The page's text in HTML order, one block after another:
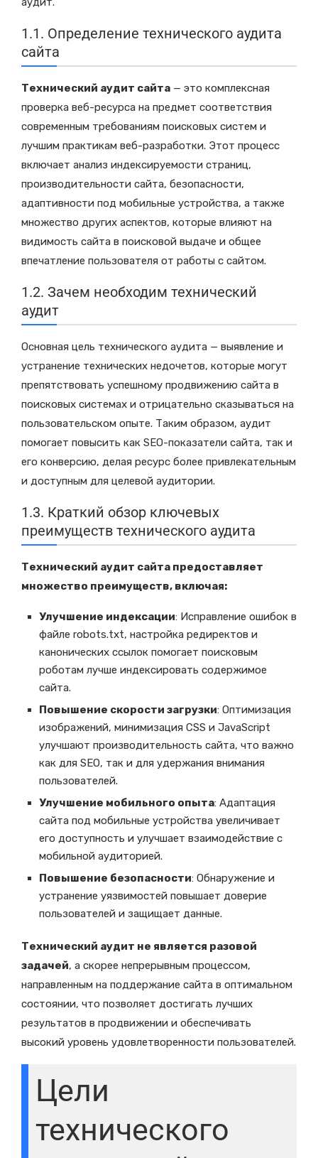
1.1. Определение технического аудита
сайта
Технический аудит сайта — это комплексная
проверка веб-ресурса на предмет соответствия
современным требованиям поисковых систем и
лучшим практикам веб-разработки. Этот процесс
включает анализ индексируемости страниц,
производительности сайта, безопасности,
адаптивности под мобильные устройства, а также
множество других аспектов, которые влияют на
видимость сайта в поисковой выдаче и общее
впечатление пользователя от работы с сайтом.
1.2. Зачем необходим технический
аудит
Основная цель технического аудита — выявление и
устранение технических недочетов, которые могут
препятствовать успешному продвижению сайта в
поисковых системах и отрицательно сказываться на
пользовательском опыте. Таким образом, аудит
помогает повысить как SEO-показатели сайта, так и
его конверсию, делая ресурс более привлекательным
и доступным для целевой аудитории.
1.3. Краткий обзор ключевых
преимуществ технического аудита
Технический аудит сайта предоставляет
множество преимуществ, включая:
Улучшение индексации: Исправление ошибок в
файле robots.txt, настройка редиректов и
канонических ссылок помогает поисковым
роботам лучше индексировать содержимое
сайта.
Повышение скорости загрузки: Оптимизация
изображений, минимизация CSS и JavaScript
улучшают производительность сайта, что важно
как для SEO, так и для удержания внимания
пользователей.
Улучшение мобильного опыта: Адаптация
сайта под мобильные устройства увеличивает
его доступность и улучшает взаимодействие с
мобильной аудиторией.
Повышение безопасности: Обнаружение и
устранение уязвимостей повышает доверие
пользователей и защищает данные.
Технический аудит не является разовой
задачей, а скорее непрерывным процессом,
направленным на поддержание сайта в оптимальном
состоянии, что позволяет достигать лучших
результатов в продвижении и обеспечивать
высокий уровень удовлетворенности пользователей.
Цели
технического